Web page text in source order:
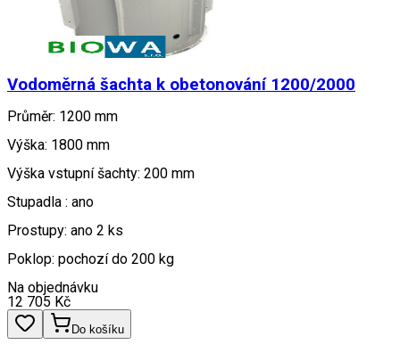
Vodoměrná šachta k obetonování 1200/2000
Průměr: 1200 mm
Výška: 1800 mm
Výška vstupní šachty: 200 mm
Stupadla : ano
Prostupy: ano 2 ks
Poklop: pochozí do 200 kg
Na objednávku
12 705 Kč
Do košíku